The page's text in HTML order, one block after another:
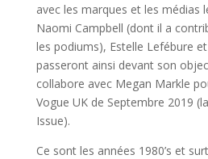
avec les marques et les médias
Naomi Campbell (dont il a
les podiums), Estelle Lefébure et
passeront ainsi devant son
collabore avec Megan Markle
Vogue UK de Septembre 2019
Issue).
Ce sont les années 1980’s et